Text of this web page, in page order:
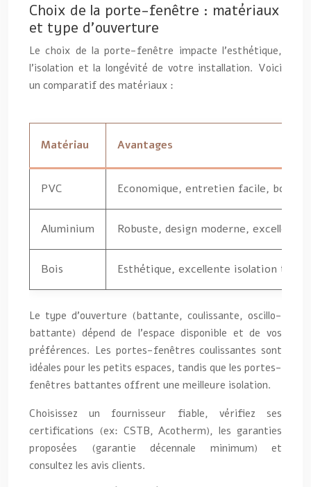
Choix de la porte-fenêtre : matériaux
et type d’ouverture
Le choix de la porte-fenêtre impacte l’esthétique,
l’isolation et la longévité de votre installation. Voici
un comparatif des matériaux :
Matériau Avantages
PVC Economique, entretien facile, bonne
Aluminium Robuste, design moderne,
Bois Esthétique, excellente isolation
Le type d’ouverture (battante, coulissante, oscillo-
battante) dépend de l’espace disponible et de vos
préférences. Les portes-fenêtres coulissantes sont
idéales pour les petits espaces, tandis que les portes-
fenêtres battantes offrent une meilleure isolation.
Choisissez un fournisseur fiable, vérifiez ses
certifications (ex: CSTB, Acotherm), les garanties
proposées (garantie décennale minimum) et
consultez les avis clients.